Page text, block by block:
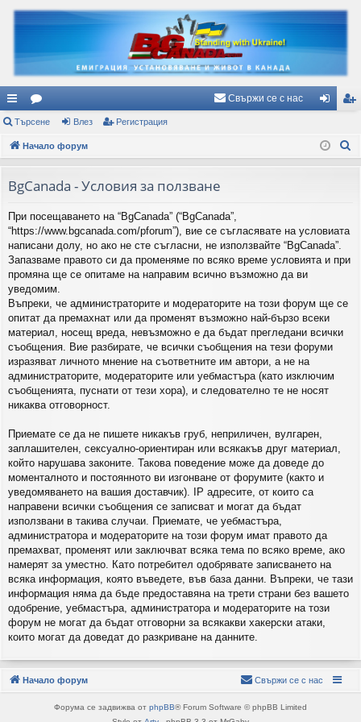
ъ
рз
вр
ъз
ки
ор
ум
Свържи се с нас
з ис
Търсене Влез Регистрация
Начало форум
BgCanada - Условия за ползване
При посещаването на “BgCanada” (“BgCanada”,
“https://www.bgcanada.com/pforum”), вие се съгласявате на условиата
написани долу, но ако не сте съгласни, не използвайте “BgCanada”.
Запазваме правото си да променяме по всяко време условията и при
промяна ще се опитаме на направим всично възможно да ви
уведомим.
Въпреки, че администраторите и модераторите на този форум ще се
опитат да премахнат или да променят възможно най-бързо всеки
материал, носещ вреда, невъзможно е да бъдат прегледани всички
съобщения. Вие разбирате, че всички съобщения на тези форуми
изразяват личното мнение на съответните им автори, а не на
администраторите, модераторите или уебмастъра (като изключим
съобщенията, пуснати от тези хора), и следователно те не носят
никаква отговорност.
Приемате се да не пишете никакъв груб, неприличен, вулгарен,
заплашителен, сексуално-ориентиран или всякакъв друг материал,
който нарушава законите. Такова поведение може да доведе до
моменталното и постоянното ви изгонване от форумите (както и
уведомяването на вашия доставчик). IP адресите, от които са
направени всички съобщения се записват и могат да бъдат
използвани в такива случаи. Приемате, че уебмастъра,
администратора и модераторите на този форум имат правото да
премахват, променят или заключват всяка тема по всяко време, ако
намерят за уместно. Като потребител одобрявате записването на
всяка информация, която въведете, във база данни. Въпреки, че тази
информация няма да бъде предоставяна на трети страни без вашето
одобрение, уебмастъра, администратора и модераторите на този
форум не могат да бъдат отговорни за всякакви хакерски атаки,
които могат да доведат до разкриване на данните.
Начало форум Свържи се с нас
Форума се задвижва от phpBB® Forum Software © phpBB Limited